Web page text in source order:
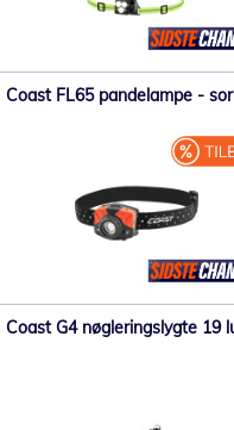
Coast FL65 pandelampe -
Coast G4 nøgleringslygte 19